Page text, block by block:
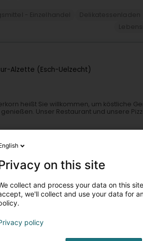
Alzette (Esch-Uelzecht)
heißt Sie willkommen, um köstliche
Unser Restaurant und unsere
on this site
collect and process your data on this
we'll collect and use your data for
policy